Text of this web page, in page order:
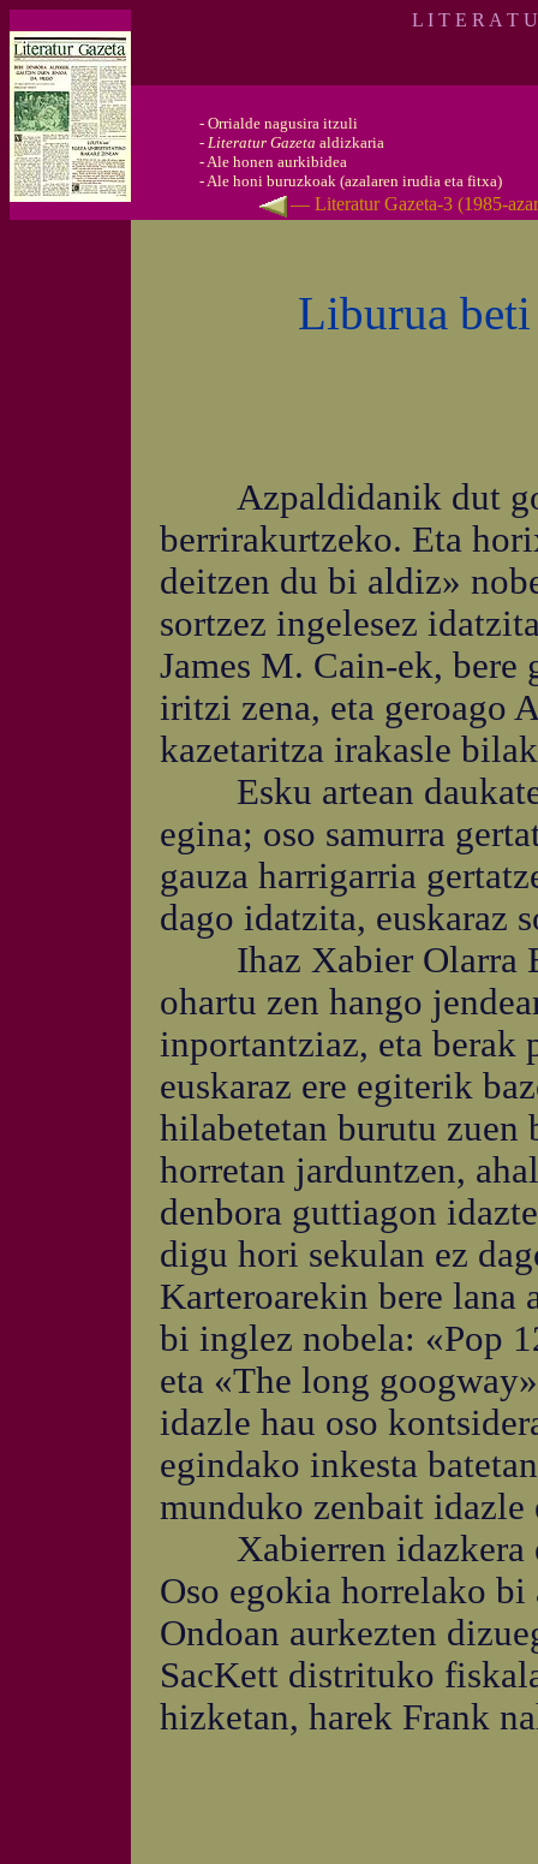
L I T E R A T
- Orrialde nagusira itzuli
- Literatur Gazeta aldizkaria
-Ale honen aurkibidea
-Ale honi buruzkoak (azalaren irudia eta fitxa)
— Literatur Gazeta-3 (1985-
Liburua
Azpaldidanik dut
berrirakurtzeko. Eta
deitzen du bi aldiz»
sortzez ingelesez
James M. Cain-ek, bere
iritzi zena, eta geroago
kazetaritza irakasle
Esku artean
egina; oso samurra
gauza harrigarria
dago idatzita, euskaraz
Ihaz Xabier Olarra
ohartu zen hango
inportantziaz, eta berak
euskaraz ere egiterik
hilabetetan burutu zuen
horretan jarduntzen,
denbora guttiagon
digu hori sekulan ez
Karteroarekin bere lana
bi inglez nobela: «Pop
eta «The long
idazle hau oso
egindako inkesta
munduko zenbait
Xabierren idazkera
Oso egokia horrelako
Ondoan aurkezten
SacKett distrituko
hizketan, harek Frank